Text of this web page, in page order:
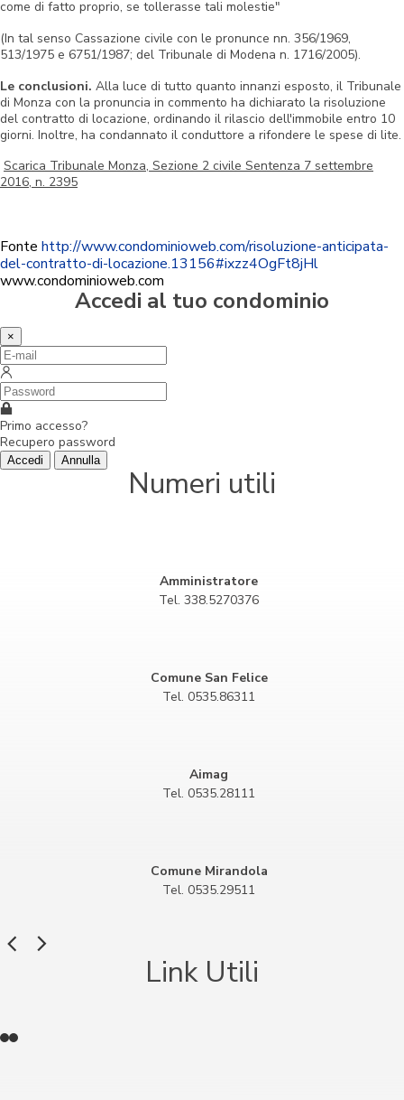
come di fatto proprio, se tollerasse tali molestie"
(In tal senso Cassazione civile con le pronunce nn. 356/1969,
513/1975 e 6751/1987; del Tribunale di Modena n. 1716/2005).
Le conclusioni. Alla luce di tutto quanto innanzi esposto, il Tribunale
di Monza con la pronuncia in commento ha dichiarato la risoluzione
del contratto di locazione, ordinando il rilascio dell'immobile entro 10
giorni. Inoltre, ha condannato il conduttore a rifondere le spese di lite.
Scarica Tribunale Monza, Sezione 2 civile Sentenza 7 settembre
2016, n. 2395
Fonte http://www.condominioweb.com/risoluzione-anticipata-
del-contratto-di-locazione.13156#ixzz4OgFt8jHl
www.condominioweb.com
Accedi al tuo condominio
×
Primo accesso?
Recupero password
Accedi Annulla
Numeri utili
Amministratore
Tel. 338.5270376
Comune San Felice
Tel. 0535.86311
Aimag
Tel. 0535.28111
Comune Mirandola
Tel. 0535.29511
Link Utili